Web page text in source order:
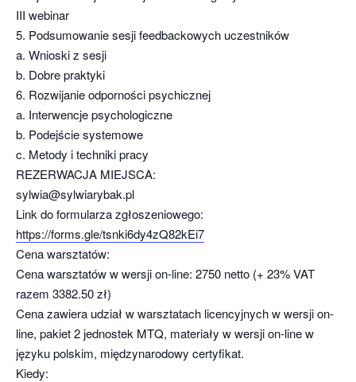
III webinar
5. Podsumowanie sesji feedbackowych uczestników
a. Wnioski z sesji
b. Dobre praktyki
6. Rozwijanie odporności psychicznej
a. Interwencje psychologiczne
b. Podejście systemowe
c. Metody i techniki pracy
REZERWACJA MIEJSCA:
sylwia@sylwiarybak.pl
Link do formularza zgłoszeniowego:
https://forms.gle/tsnki6dy4zQ82kEi7
Cena warsztatów:
Cena warsztatów w wersji on-line: 2750 netto (+ 23% VAT
razem 3382.50 zł)
Cena zawiera udział w warsztatach licencyjnych w wersji on-
line, pakiet 2 jednostek MTQ, materiały w wersji on-line w
języku polskim, międzynarodowy certyfikat.
Kiedy: